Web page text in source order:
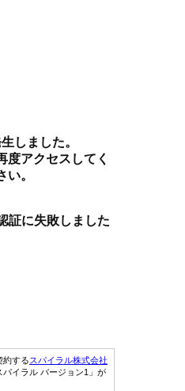
しました。
度アクセスしてく
い。
証に失敗しました
約するスパイラル株式会社
イラル バージョン1」が